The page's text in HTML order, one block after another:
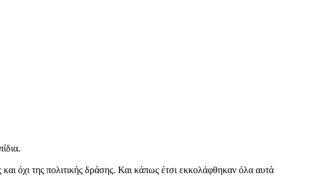
όχι της πολιτικής δράσης. Και κάπως έτσι εκκολάφθηκαν όλα αυτά